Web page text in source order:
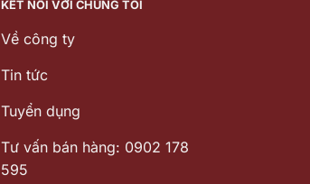
KẾT NỐI VỚI CHÚNG TÔI
Về công ty
Tin tức
Tuyển dụng
Tư vấn bán hàng: 0902 178
595